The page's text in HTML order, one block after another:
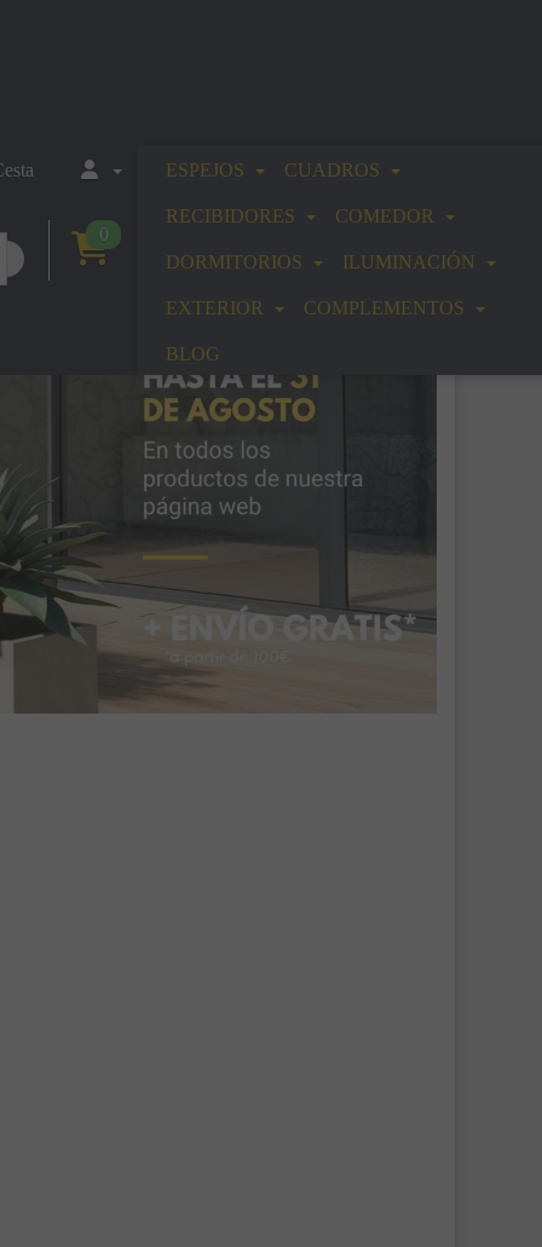
0
ESPEJOS CUADROS
RECIBIDORES COMEDOR
DORMITORIOS ILUMINACIÓN
EXTERIOR COMPLEMENTOS
BLOG